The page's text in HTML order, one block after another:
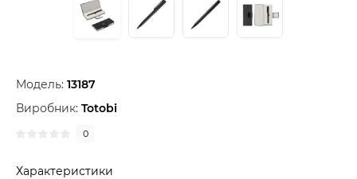
Модель: 13187
Виробник: Totobi
0
Характеристики